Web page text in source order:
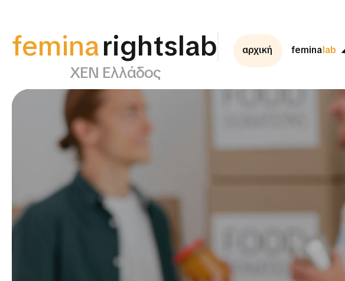
feminarightslab
ΧΕΝ Ελλάδος
αρχική feminalab